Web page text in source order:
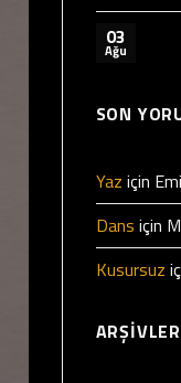
03
Ağu
SON
Yaz için Emi
Dans için
Kusursuz
ARŞIVLER